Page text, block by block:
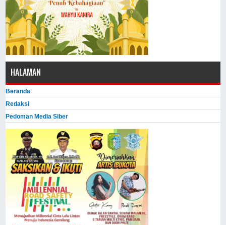
HALAMAN
Beranda
Redaksi
Pedoman Media Siber